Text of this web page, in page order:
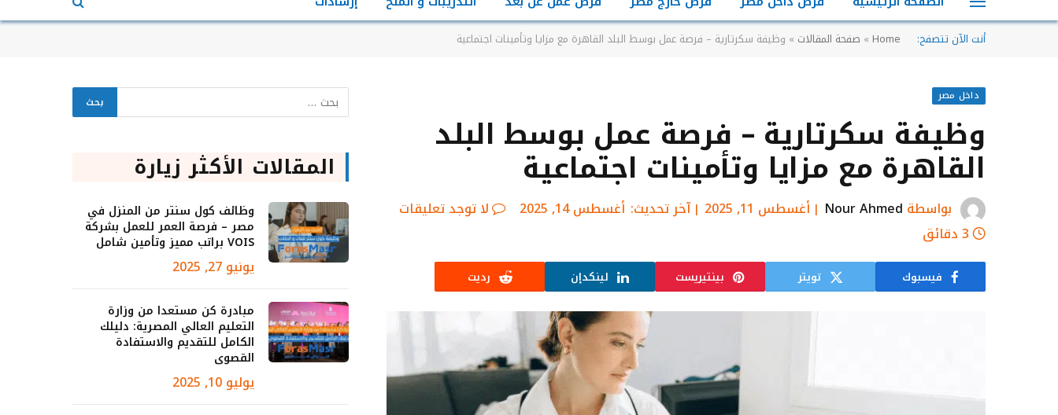
أنت الآن تتصفح: Home
» صفحة المقالات » وظيفة سكرتارية – فرصة عمل بوسط البلد القاهرة مع مزايا وتأمينات اجتماعية
داخل مصر
وظيفة سكرتارية – فرصة عمل بوسط البلد
القاهرة مع مزايا وتأمينات اجتماعية
بواسطة Nour Ahmed أغسطس 11, 2025 آخر تحديث: أغسطس 14, 2025
لا توجد تعليقات
3 دقائق
فيسبوك تويتر بينتيريست لينكدإن رديت
المقالات الأكثر زيارة
وظائف كول سنتر من المنزل في
مصر – فرصة العمر للعمل بشركة
VOIS براتب مميز وتأمين شامل
يونيو 27, 2025
مبادرة كن مستعدا من وزارة
التعليم العالي المصرية: دليلك
الكامل للتقديم والاستفادة
القصوى
يوليو 10, 2025